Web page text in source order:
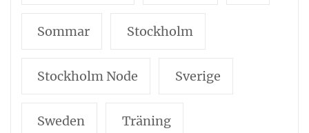
Sommar Stockholm
Stockholm Node Sverige
Sweden Träning